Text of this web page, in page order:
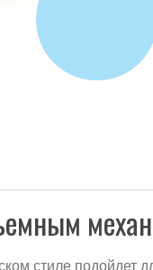
стиле подойдет